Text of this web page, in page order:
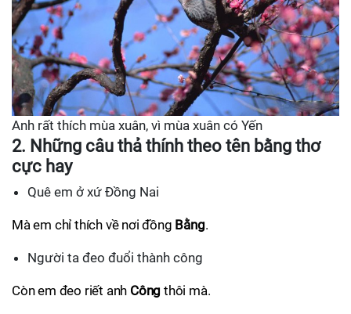
Anh rất thích mùa xuân, vì mùa xuân có Yến
2. Những câu thả thính theo tên bằng thơ
cực hay
Quê em ở xứ Đồng Nai
Mà em chỉ thích về nơi đồng Bằng.
Người ta đeo đuổi thành công
Còn em đeo riết anh Công thôi mà.